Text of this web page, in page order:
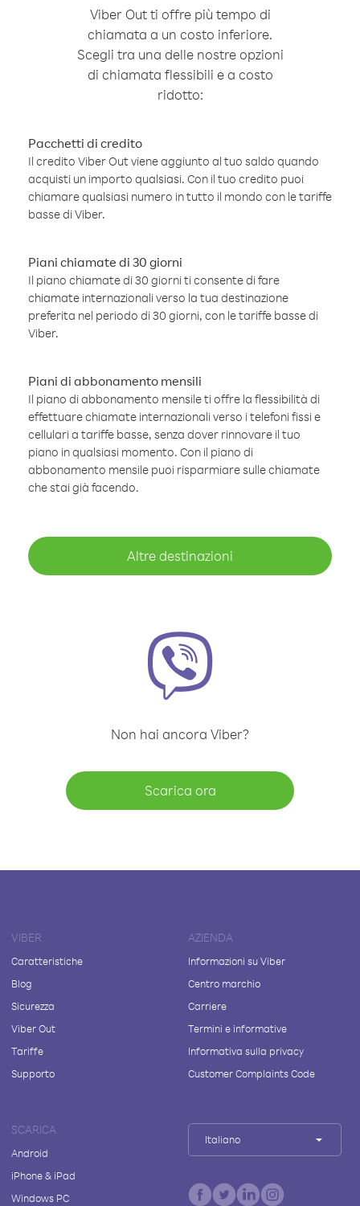
Viber Out ti offre più tempo di
chiamata a un costo inferiore.
Scegli tra una delle nostre opzioni
di chiamata flessibili e a costo
ridotto:
Pacchetti di credito
Il credito Viber Out viene aggiunto al tuo saldo quando
acquisti un importo qualsiasi. Con il tuo credito puoi
chiamare qualsiasi numero in tutto il mondo con le tariffe
basse di Viber.
Piani chiamate di 30 giorni
Il piano chiamate di 30 giorni ti consente di fare
chiamate internazionali verso la tua destinazione
preferita nel periodo di 30 giorni, con le tariffe basse di
Viber.
Piani di abbonamento mensili
Il piano di abbonamento mensile ti offre la flessibilità di
effettuare chiamate internazionali verso i telefoni fissi e
cellulari a tariffe basse, senza dover rinnovare il tuo
piano in qualsiasi momento. Con il piano di
abbonamento mensile puoi risparmiare sulle chiamate
che stai già facendo.
Altre destinazioni
Non hai ancora Viber?
Scarica ora
VIBER
Caratteristiche
Blog
Sicurezza
Viber Out
Tariffe
Supporto
AZIENDA
Informazioni su Viber
Centro marchio
Carriere
Termini e informative
Informativa sulla privacy
Customer Complaints Code
SCARICA
Android
iPhone & iPad
Windows PC
Italiano